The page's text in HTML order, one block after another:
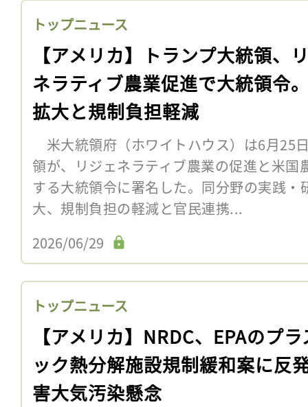
トップニュース
【アメリカ】トランプ大統領、
ネラティブ農業促進で大統領令
拡大と規制負担軽減
米大統領府（ホワイトハウス）は6月25
領が、リジェネラティブ農業の促進と米国
する大統領令に署名した。同分野の実践
大、規制負担の軽減と官民連携...
2026/06/29
トップニュース
【アメリカ】NRDC、EPAのプ
ック熱分解施設規制緩和案に反
害大気汚染懸念